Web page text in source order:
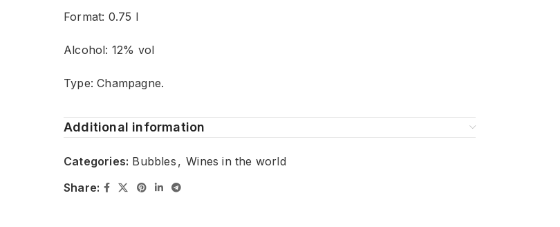
Format: 0.75 l
Alcohol: 12% vol
Type: Champagne.
Additional information
Categories: Bubbles , Wines in the world
Share: